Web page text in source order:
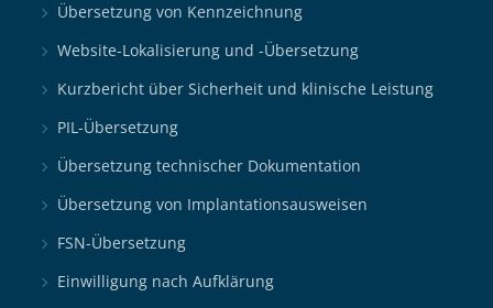
Übersetzung von Kennzeichnung
Website-Lokalisierung und -Übersetzung
Kurzbericht über Sicherheit und klinische Leistung
PIL-Übersetzung
Übersetzung technischer Dokumentation
Übersetzung von Implantationsausweisen
FSN-Übersetzung
Einwilligung nach Aufklärung